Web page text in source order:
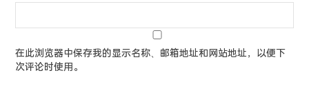
在此浏览器中保存我的显示名称、邮箱地址和网站地址，以便下
次评论时使用。